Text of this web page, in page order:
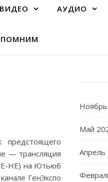
ВИДЕО АУДИО
ПОМНИМ
предстоящего
— трансляция
НЕ) на Ютьюб
ГенЭкспо
Май
Апрель